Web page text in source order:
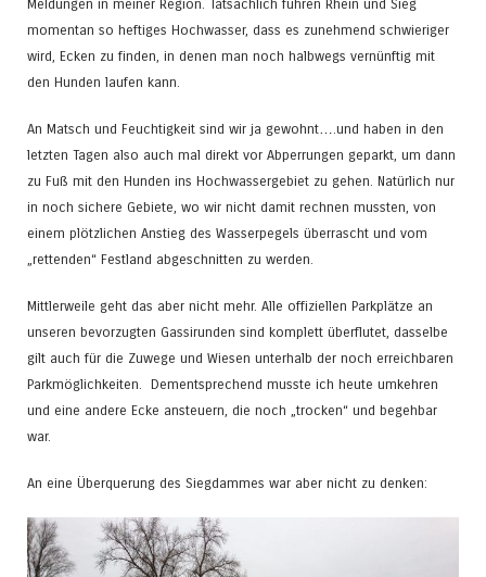
Meldungen in meiner Region. Tatsächlich führen Rhein und Sieg
momentan so heftiges Hochwasser, dass es zunehmend schwieriger
wird, Ecken zu finden, in denen man noch halbwegs vernünftig mit
den Hunden laufen kann.
An Matsch und Feuchtigkeit sind wir ja gewohnt….und haben in den
letzten Tagen also auch mal direkt vor Abperrungen geparkt, um dann
zu Fuß mit den Hunden ins Hochwassergebiet zu gehen. Natürlich nur
in noch sichere Gebiete, wo wir nicht damit rechnen mussten, von
einem plötzlichen Anstieg des Wasserpegels überrascht und vom
„rettenden“ Festland abgeschnitten zu werden.
Mittlerweile geht das aber nicht mehr. Alle offiziellen Parkplätze an
unseren bevorzugten Gassirunden sind komplett überflutet, dasselbe
gilt auch für die Zuwege und Wiesen unterhalb der noch erreichbaren
Parkmöglichkeiten. Dementsprechend musste ich heute umkehren
und eine andere Ecke ansteuern, die noch „trocken“ und begehbar
war.
An eine Überquerung des Siegdammes war aber nicht zu denken: